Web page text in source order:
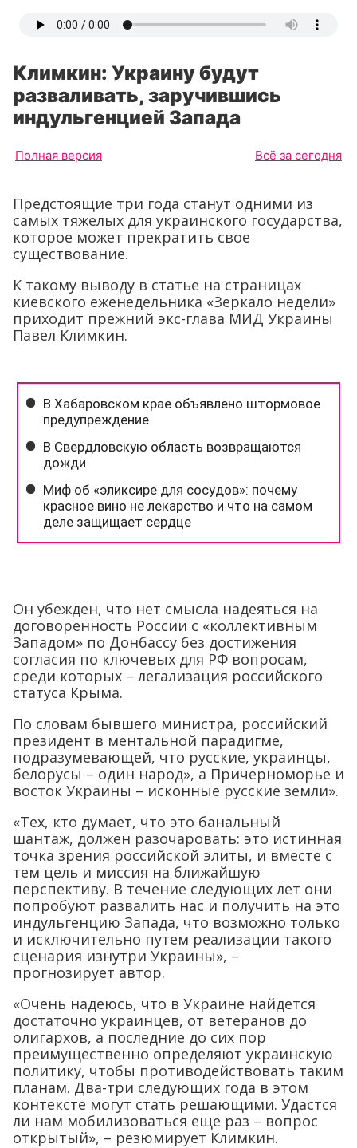
Климкин: Украину будут
разваливать, заручившись
индульгенцией Запада
Полная версия Всё за сегодня
Предстоящие три года станут одними из
самых тяжелых для украинского государства,
которое может прекратить свое
существование.
К такому выводу в статье на страницах
киевского еженедельника «Зеркало недели»
приходит прежний экс-глава МИД Украины
Павел Климкин.
Он убежден, что нет смысла надеяться на
договоренность России с «коллективным
Западом» по Донбассу без достижения
согласия по ключевых для РФ вопросам,
среди которых – легализация российского
статуса Крыма.
По словам бывшего министра, российский
президент в ментальной парадигме,
подразумевающей, что русские, украинцы,
белорусы – один народ», а Причерноморье и
восток Украины – исконные русские земли».
«Тех, кто думает, что это банальный
шантаж, должен разочаровать: это истинная
точка зрения российской элиты, и вместе с
тем цель и миссия на ближайшую
перспективу. В течение следующих лет они
попробуют развалить нас и получить на это
индульгенцию Запада, что возможно только
и исключительно путем реализации такого
сценария изнутри Украины», –
прогнозирует автор.
«Очень надеюсь, что в Украине найдется
достаточно украинцев, от ветеранов до
олигархов, а последние до сих пор
преимущественно определяют украинскую
политику, чтобы противодействовать таким
планам. Два-три следующих года в этом
контексте могут стать решающими. Удастся
ли нам мобилизоваться еще раз – вопрос
открытый», – резюмирует Климкин.